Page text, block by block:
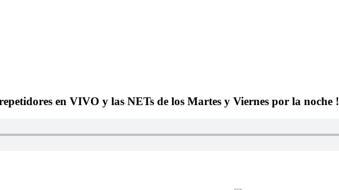
en VIVO y las NETs de los Martes y Viernes por la noche !